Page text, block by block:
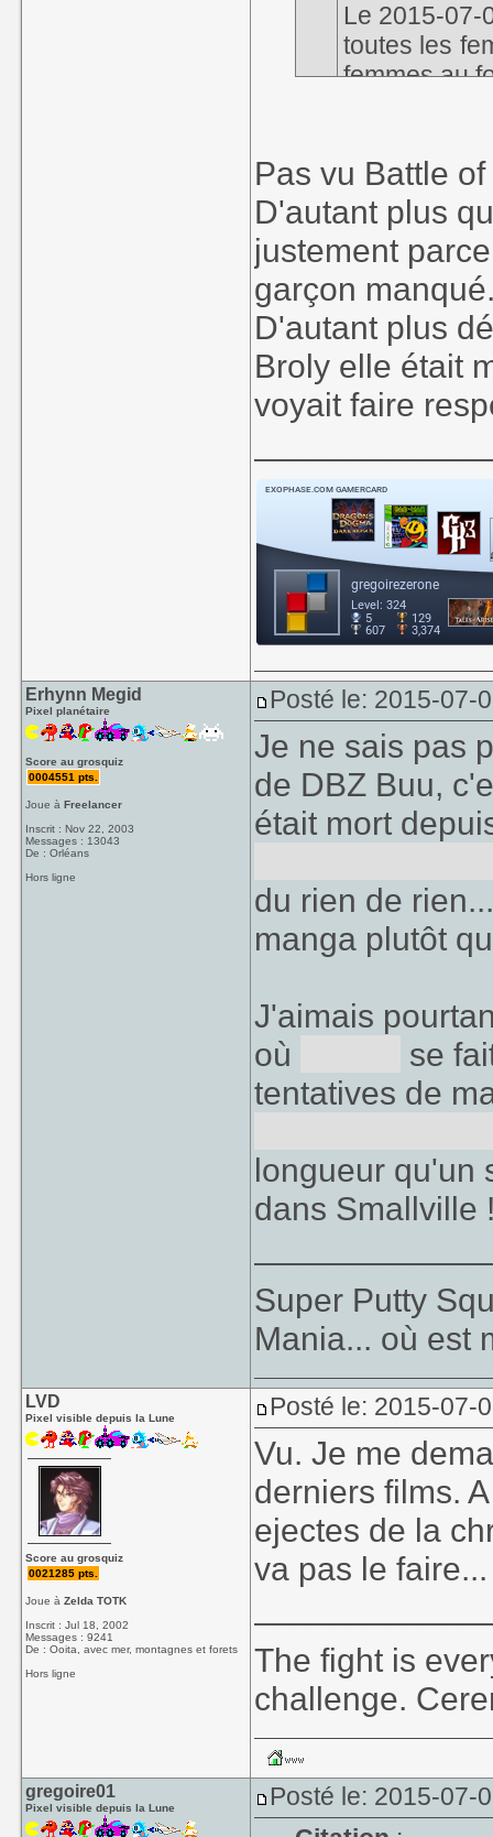
Le 2015-07-
toutes les
femmes au
Le traitement
ma plus
pareil dans
ont fait à ce
Pas vu Battle
D'autant plus
justement
garçon
D'autant plus
Broly elle était
voyait faire
Erhynn Megid
Pixel planétaire
Score au grosquiz
0004551 pts.
Joue àFreelancer
Inscrit : Nov 22, 2003
Messages : 13043
De : Orléans
Hors ligne
Posté le: 2015-07-
Je ne sais pas
de DBZ Buu,
était mort
du rien de
manga plutôt
J'aimais
où
se
tentatives de
longueur qu'un
dans Smallville
Super Putty
Mania... où est
LVD
Pixel visible depuis la Lune
Score au grosquiz
0021285 pts.
Joue àZelda TOTK
Inscrit : Jul 18, 2002
Messages : 9241
De : Ooita, avec mer, montagnes et forets
Hors ligne
Posté le: 2015-07-
Vu. Je me
derniers films.
ejectes de la
va pas le faire...
The fight is
challenge.
gregoire01
Pixel visible depuis la Lune
Posté le: 2015-07-